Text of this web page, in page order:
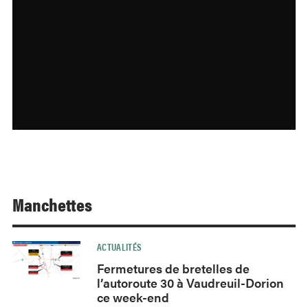
Manchettes
ACTUALITÉS
Fermetures de bretelles de
l’autoroute 30 à Vaudreuil-Dorion
ce week-end